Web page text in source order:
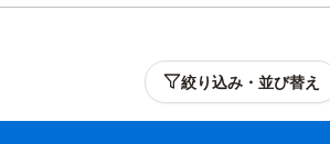
絞り込み・並び替え